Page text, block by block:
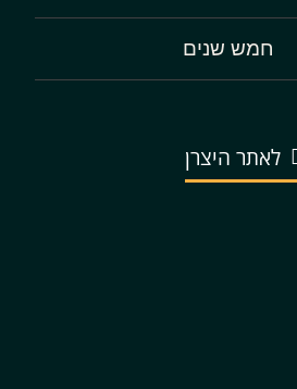
חמש שנים
לאתר היצרן